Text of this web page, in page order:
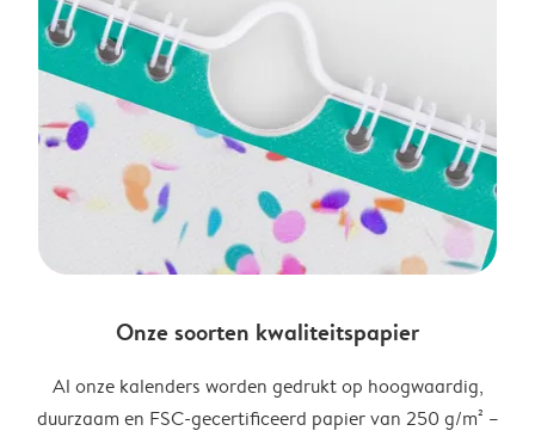
Onze soorten kwaliteitspapier
Al onze kalenders worden gedrukt op hoogwaardig,
duurzaam en FSC-gecertificeerd papier van 250 g/m² –